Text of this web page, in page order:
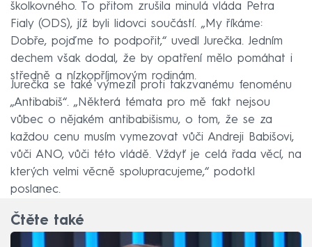
školkovného. To přitom zrušila minulá vláda Petra
Fialy (ODS), jíž byli lidovci součástí. „My říkáme:
Dobře, pojďme to podpořit,“ uvedl Jurečka. Jedním
dechem však dodal, že by opatření mělo pomáhat i
středně a nízkopříjmovým rodinám.
Jurečka se také vymezil proti takzvanému fenoménu
„Antibabiš“. „Některá témata pro mě fakt nejsou
vůbec o nějakém antibabišismu, o tom, že se za
každou cenu musím vymezovat vůči Andreji Babišovi,
vůči ANO, vůči této vládě. Vždyť je celá řada věcí, na
kterých velmi věcně spolupracujeme,“ podotkl
poslanec.
Čtěte také